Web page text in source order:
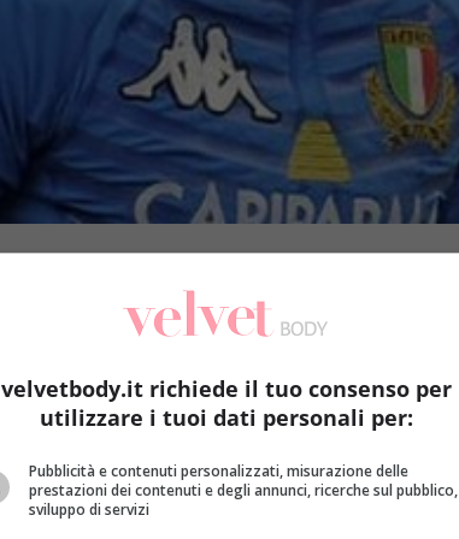
velvetbody.it richiede il tuo consenso per
utilizzare i tuoi dati personali per:
Pubblicità e contenuti personalizzati, misurazione delle
prestazioni dei contenuti e degli annunci, ricerche sul pubblico,
sviluppo di servizi